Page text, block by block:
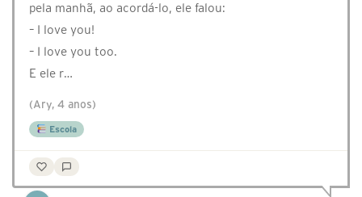
pela manhã, ao acordá-lo, ele falou:
– I love you!
– I love you too.
E ele r…
(Ary, 4 anos)
Escola